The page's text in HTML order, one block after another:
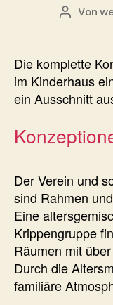
Von
Die komplette
im Kinderhaus
ein Ausschnitt
Der Verein und
sind Rahmen
Eine
Krippengruppe
Räumen mit
Durch die
familiäre